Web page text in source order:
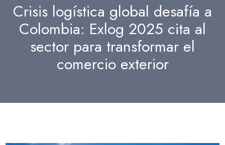
Crisis logística global desafía a
Colombia: Exlog 2025 cita al
sector para transformar el
comercio exterior